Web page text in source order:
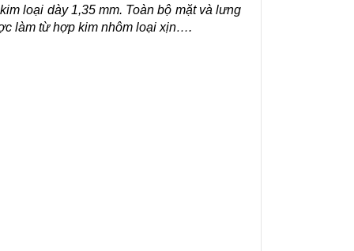
loại dày 1,35 mm. Toàn bộ mặt và lưng
làm từ hợp kim nhôm loại xịn….